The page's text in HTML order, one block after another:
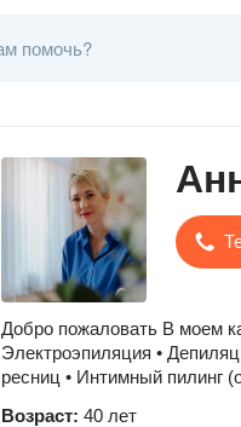
Добро пожаловать В моем
Электроэпиляция •
ресниц • Интимный пилинг
Возраст: 40 лет